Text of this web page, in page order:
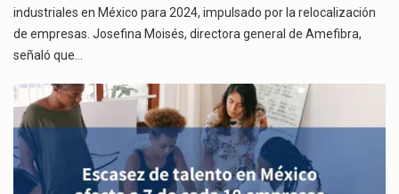
industriales en México para 2024, impulsado por la relocalización
de empresas. Josefina Moisés, directora general de Amefibra,
señaló que…